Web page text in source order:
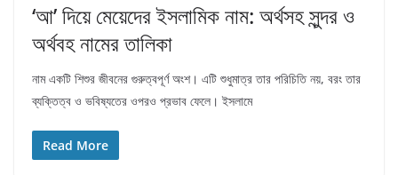
‘আ’ দিয়ে মেয়েদের ইসলামিক নাম: অর্থসহ সুন্দর ও
অর্থবহ নামের তালিকা
নাম একটি শিশুর জীবনের গুরুত্বপূর্ণ অংশ। এটি শুধুমাত্র তার পরিচিতি নয়, বরং তার
ব্যক্তিত্ব ও ভবিষ্যতের ওপরও প্রভাব ফেলে। ইসলামে
Read More